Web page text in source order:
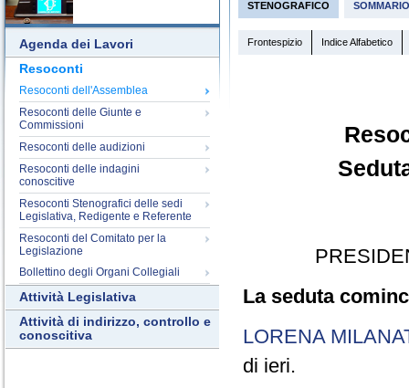
Agenda dei Lavori
Resoconti
Resoconti dell'Assemblea
Resoconti delle Giunte e
Commissioni
Resoconti delle audizioni
Resoconti delle indagini
conoscitive
Resoconti Stenografici delle sedi
Legislativa, Redigente e Referente
Resoconti del Comitato per la
Legislazione
Bollettino degli Organi Collegiali
Attività Legislativa
Attività di indirizzo, controllo e
conoscitiva
STENOGRAFICO SOMMARIO
Frontespizio Indice Alfabetico
La seduta
LORENA
di ieri.